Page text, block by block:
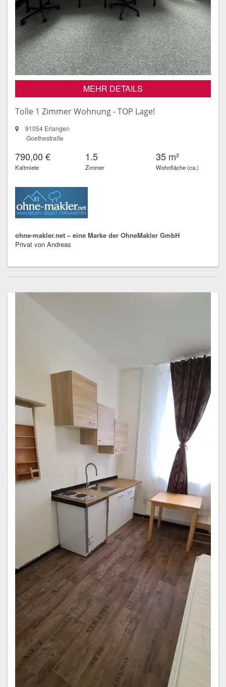
MEHR DETAILS
Tolle 1 Zimmer Wohnung - TOP Lage!
91054 Erlangen
Goethestraße
790,00 €
Kaltmiete
1.5
Zimmer
35 m²
Wohnfläche (ca.)
ohne-makler.net – eine Marke der OhneMakler GmbH
Privat von Andreas